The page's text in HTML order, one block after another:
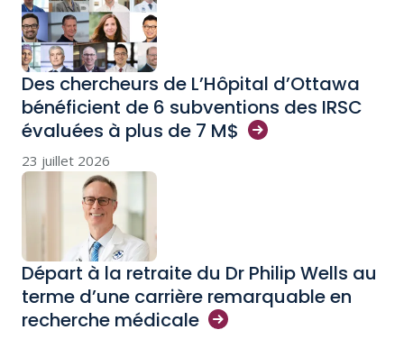
Des chercheurs de L’Hôpital d’Ottawa
bénéficient de 6 subventions des IRSC
évaluées à plus de 7 M$
23 juillet 2026
Départ à la retraite du Dr Philip Wells au
terme d’une carrière remarquable en
recherche médicale